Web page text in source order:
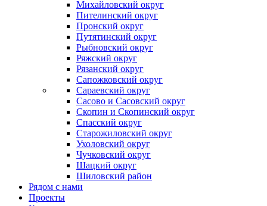
Михайловский округ
Пителинский округ
Пронский округ
Путятинский округ
Рыбновский округ
Ряжский округ
Рязанский округ
Сапожковский округ
Сараевский округ
Сасово и Сасовский округ
Скопин и Скопинский округ
Спасский округ
Старожиловский округ
Ухоловский округ
Чучковский округ
Шацкий округ
Шиловский район
Рядом с нами
Проекты